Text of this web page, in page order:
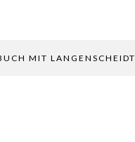
MIT LANGENSCHEIDT